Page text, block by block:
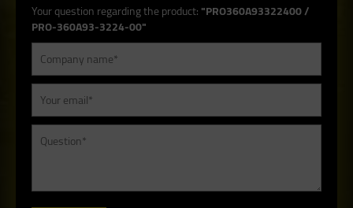
Your question regarding the product:"PRO360A93322400 /
PRO-360A93-3224-00"